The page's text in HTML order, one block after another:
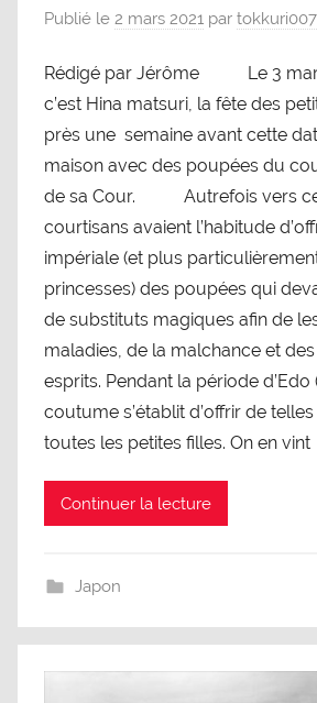
Publié le 2 mars 2021 par tokkuri007
Rédigé par Jérôme Le 3
c’est Hina matsuri, la fête des
près une semaine avant cette
maison avec des poupées du
de sa Cour. Autrefois vers
courtisans avaient l’habitude
impériale (et plus
princesses) des poupées qui
de substituts magiques afin de
maladies, de la malchance et
esprits. Pendant la période d’Edo
coutume s’établit d’offrir de
toutes les petites filles. On en vint
Continuer la lecture
Japon